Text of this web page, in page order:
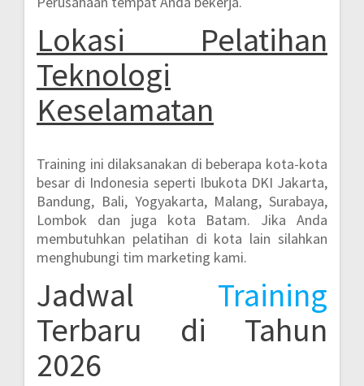
Lokasi Pelatihan
Teknologi
Keselamatan
Training ini dilaksanakan di beberapa kota-kota
besar di Indonesia seperti Ibukota DKI Jakarta,
Bandung, Bali, Yogyakarta, Malang, Surabaya,
Lombok dan juga kota Batam. Jika Anda
membutuhkan pelatihan di kota lain silahkan
menghubungi tim marketing kami.
Jadwal Training
Terbaru di Tahun
2026